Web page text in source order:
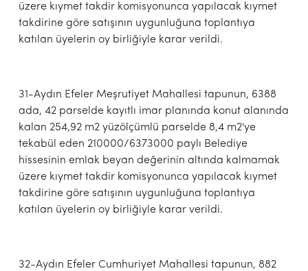
üzere kıymet takdir komisyonunca yapılacak kıymet
takdirine göre satışının uygunluğuna toplantıya
katılan üyelerin oy birliğiyle karar verildi.
31-Aydın Efeler Meşrutiyet Mahallesi tapunun, 6388
ada, 42 parselde kayıtlı imar planında konut alanında
kalan 254,92 m2 yüzölçümlü parselde 8,4 m2'ye
tekabül eden 210000/6373000 paylı Belediye
hissesinin emlak beyan değerinin altında kalmamak
üzere kıymet takdir komisyonunca yapılacak kıymet
takdirine göre satışının uygunluğuna toplantıya
katılan üyelerin oy birliğiyle karar verildi.
32-Aydın Efeler Cumhuriyet Mahallesi tapunun, 882